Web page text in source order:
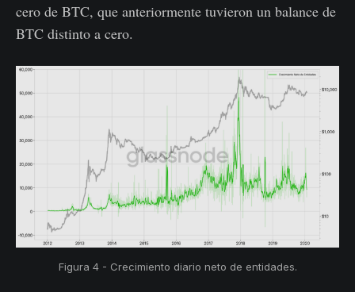
cero de BTC, que anteriormente tuvieron un balance de
BTC distinto a cero.
Figura 4 - Crecimiento diario neto de entidades.